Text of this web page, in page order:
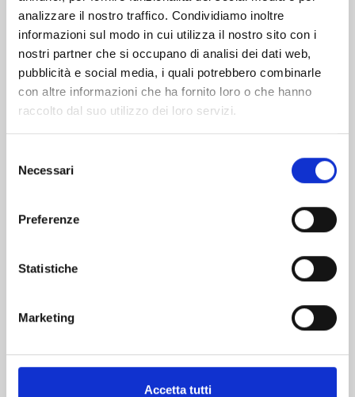
analizzare il nostro traffico. Condividiamo inoltre
informazioni sul modo in cui utilizza il nostro sito con i
nostri partner che si occupano di analisi dei dati web,
pubblicità e social media, i quali potrebbero combinarle
con altre informazioni che ha fornito loro o che hanno
raccolto dal suo utilizzo dei loro servizi.
delNecessari
Preferenze
Statistiche
Marketing
Accetta tutti
€ 6,90